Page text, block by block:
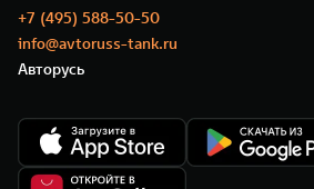
TANK 500
от 6 499 000 ₽ от 10
TANK Финансы
Корпоративным клиентам
TANK ФИНАНСЫ
TANK Кредит
Сервис
Специальные предложения
ЦИФРОВЫЕ СЕРВИСЫ TANK
+7 (495) 588-50-50
info@avtoruss-tank.ru
Авторусь